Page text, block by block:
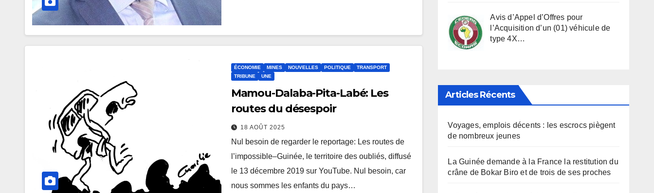
ÉCONOMIE MINES NOUVELLES POLITIQUE
TRANSPORT
TRIBUNE
UNE
Mamou-Dalaba-Pita-Labé: Les
routes du désespoir
18 AOÛT 2025
Nul besoin de regarder le reportage: Les routes de
l’impossible–Guinée, le territoire des oubliés, diffusé
le 13 décembre 2019 sur YouTube. Nul besoin, car
nous sommes les enfants du pays…
Avis d’Appel d’Offres pour
l’Acquisition d’un (01) véhicule de
type 4X…
Articles Récents
Voyages, emplois décents : les escrocs piègent
de nombreux jeunes
La Guinée demande à la France la restitution du
crâne de Bokar Biro et de trois de ses proches